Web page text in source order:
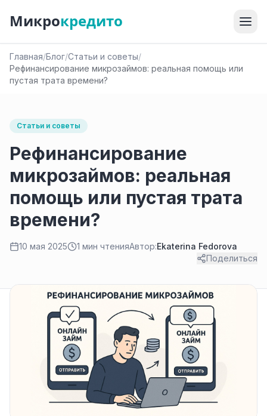
Микрокредито
Главная/Блог/Статьи и советы/
Рефинансирование микрозаймов: реальная помощь или
пустая трата времени?
Статьи и советы
Рефинансирование
микрозаймов: реальная
помощь или пустая трата
времени?
10 мая 2025 1 мин чтенияАвтор:Ekaterina Fedorova
Поделиться